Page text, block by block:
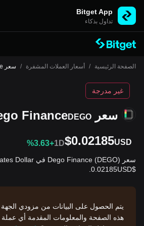
Bitget App
تداول بذكاء
الصفحة الرئيسية / أسعار العملات المشفرة / سعر Dego Finance
سعر Dego Finance DEGO
غير مدرجة
$0.02185USD
%3.63+1D
$0.02185USD.
يتم الحصول على البيانات من مزودي الجهة
هذه الصفحة والمعلومات المقدمة أي